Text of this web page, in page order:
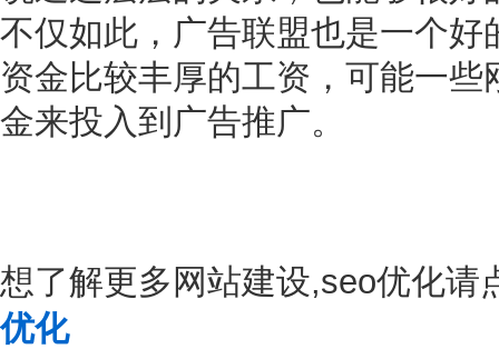
不仅如此，广告联盟也是一个
资金比较丰厚的工资，可能一
金来投入到广告推广。
想了解更多网站建设,seo优化请
优化